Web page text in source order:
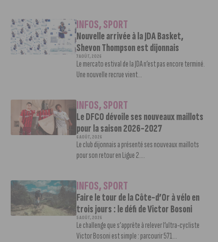
INFOS,SPORT
Nouvelle arrivée à la JDA Basket,
Shevon Thompson est dijonnais
7 AOÛT, 2026
Le mercato estival de la JDA n’est pas encore terminé.
Une nouvelle recrue vient...
INFOS,SPORT
Le DFCO dévoile ses nouveaux maillots
pour la saison 2026-2027
6 AOÛT, 2026
Le club dijonnais a présenté ses nouveaux maillots
pour son retour en Ligue 2....
INFOS,SPORT
Faire le tour de la Côte-d’Or à vélo en
trois jours : le défi de Victor Bosoni
5 AOÛT, 2026
Le challenge que s’apprête à relever l’ultra-cycliste
Victor Bosoni est simple : parcourir 571...